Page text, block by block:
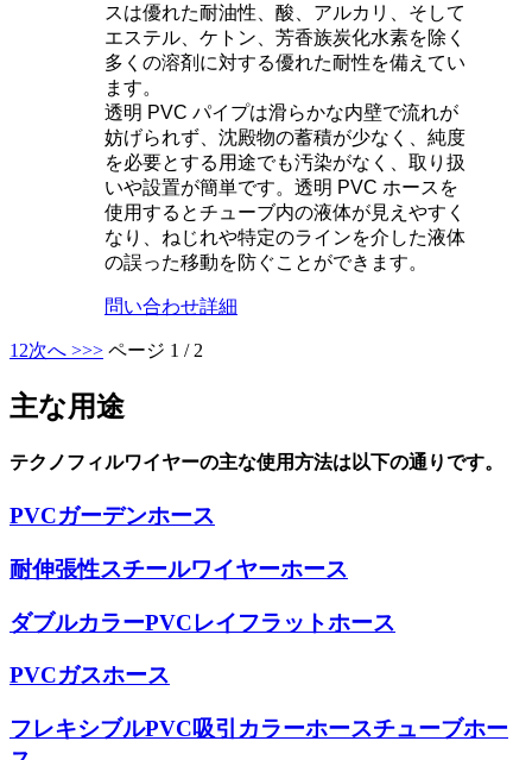
スは優れた耐油性、酸、アルカリ、そして
エステル、ケトン、芳香族炭化水素を除く
多くの溶剤に対する優れた耐性を備えてい
ます。
透明 PVC パイプは滑らかな内壁で流れが
妨げられず、沈殿物の蓄積が少なく、純度
を必要とする用途でも汚染がなく、取り扱
いや設置が簡単です。透明 PVC ホースを
使用するとチューブ内の液体が見えやすく
なり、ねじれや特定のラインを介した液体
の誤った移動を防ぐことができます。
問い合わせ詳細
1 2次へ >>> ページ 1 / 2
主な用途
テクノフィルワイヤーの主な使用方法は以下の通りです。
PVCガーデンホース
耐伸張性スチールワイヤーホース
ダブルカラーPVCレイフラットホース
PVCガスホース
フレキシブルPVC吸引カラーホースチューブホー